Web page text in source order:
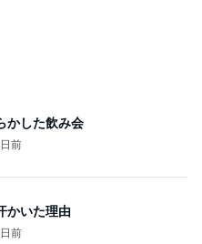
かした飲み会
前
かいた理由
前